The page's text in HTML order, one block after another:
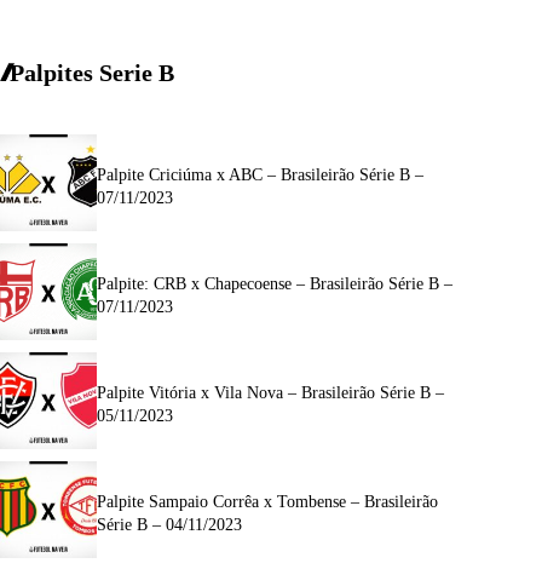
Palpites Serie B
Palpite Criciúma x ABC – Brasileirão Série B –
07/11/2023
Palpite: CRB x Chapecoense – Brasileirão Série B –
07/11/2023
Palpite Vitória x Vila Nova – Brasileirão Série B –
05/11/2023
Palpite Sampaio Corrêa x Tombense – Brasileirão
Série B – 04/11/2023